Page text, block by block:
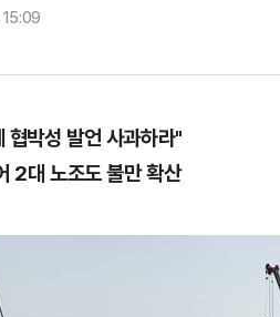
협박성 발언 사과하라"
2대 노조도 불만 확산